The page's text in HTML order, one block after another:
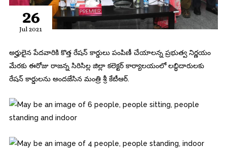
26
Jul 2021
అర్హులైన పేదవారికి కొత్త రేషన్‌ కార్డులు పంపిణీ చేయాలన్న ప్రభుత్వ నిర్ణయం
మేరకు ఈరోజు రాజన్న సిరిసిల్ల జిల్లా కలెక్టర్ కార్యాలయంలో లబ్ధిదారులకు
రేషన్ కార్డులను అందజేసిన మంత్రి శ్రీ కేటీఆర్.